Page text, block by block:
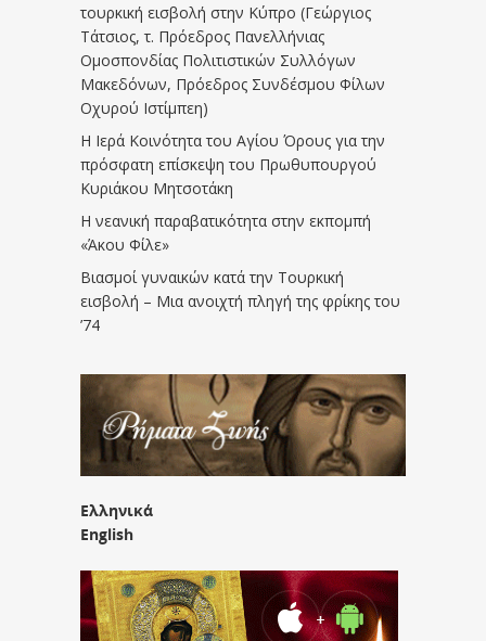
τουρκική εισβολή στην Κύπρο (Γεώργιος
Τάτσιος, τ. Πρόεδρος Πανελλήνιας
Ομοσπονδίας Πολιτιστικών Συλλόγων
Μακεδόνων, Πρόεδρος Συνδέσμου Φίλων
Οχυρού Ιστίμπεη)
Η Ιερά Κοινότητα του Αγίου Όρους για την
πρόσφατη επίσκεψη του Πρωθυπουργού
Κυριάκου Μητσοτάκη
Η νεανική παραβατικότητα στην εκπομπή
«Άκου Φίλε»
Βιασμοί γυναικών κατά την Τουρκική
εισβολή – Μια ανοιχτή πληγή της φρίκης του
’74
Ελληνικά
English